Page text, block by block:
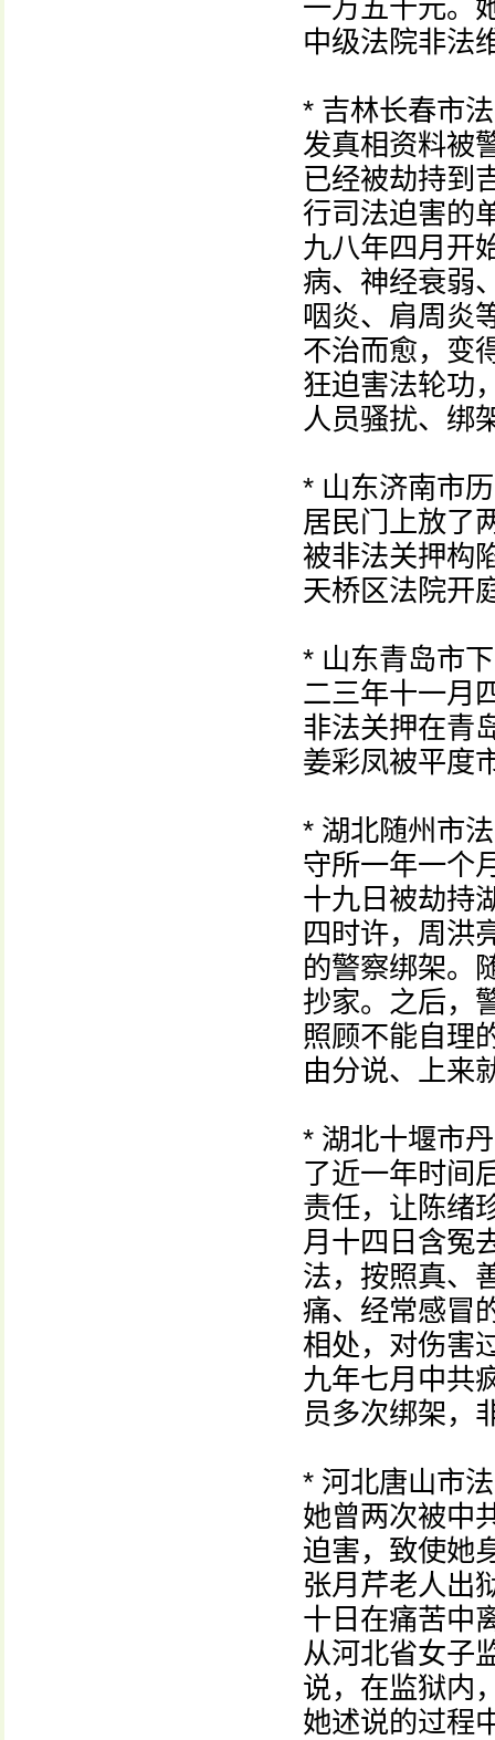
一万五千元。
中级法院非法
* 吉林长春市
发真相资料被
已经被劫持到
行司法迫害的
九八年四月开
病、神经衰弱
咽炎、肩周炎
不治而愈，变
狂迫害法轮功
人员骚扰、绑
* 山东济南市
居民门上放了
被非法关押构
天桥区法院开
* 山东青岛市
二三年十一月
非法关押在青
姜彩凤被平度
* 湖北随州市
守所一年一个
十九日被劫持
四时许，周洪
的警察绑架。
抄家。之后，
照顾不能自理
由分说、上来
* 湖北十堰市
了近一年时间
责任，让陈绪
月十四日含冤
法，按照真、
痛、经常感冒
相处，对伤害
九年七月中共
员多次绑架，
* 河北唐山市
她曾两次被中
迫害，致使她
张月芹老人出
十日在痛苦中
从河北省女子
说，在监狱内
她述说的过程